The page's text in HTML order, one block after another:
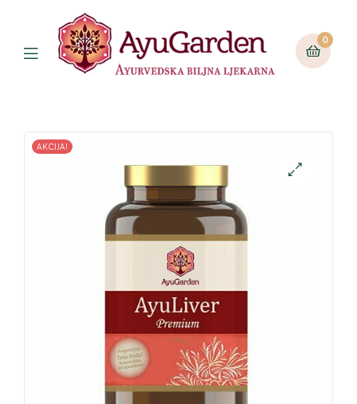
0
AKCIJA!